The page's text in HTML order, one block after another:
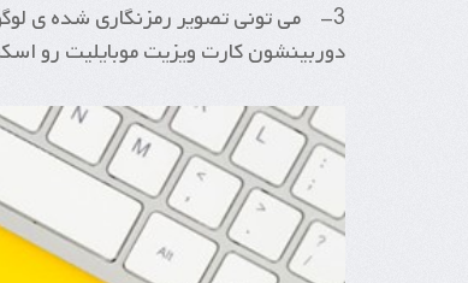
3- می تونی تصویر رمزنگاری شده ی
دوربینشون کارت ویزیت موبایلیت رو